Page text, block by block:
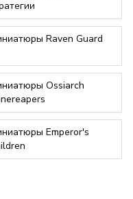
Raven Guard
Ossiarch
Emperor's